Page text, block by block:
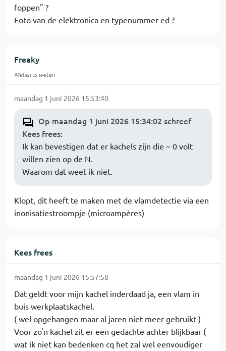
foppen" ?
Foto van de elektronica en typenummer ed ?
Freaky
Meten is weten
maandag 1 juni 2026 15:53:40
Op maandag 1 juni 2026 15:34:02 schreef
Kees frees:
Ik kan bevestigen dat er kachels zijn die ~ 0 volt
willen zien op de N.
Waarom dat weet ik niet.
Klopt, dit heeft te maken met de vlamdetectie via een
inonisatiestroompje (microampères)
Kees frees
maandag 1 juni 2026 15:57:58
Dat geldt voor mijn kachel inderdaad ja, een vlam in
buis werkplaatskachel.
( wel opgehangen maar al jaren niet meer gebruikt )
Voor zo'n kachel zit er een gedachte achter blijkbaar (
wat ik niet kan bedenken cq het zal wel eenvoudiger